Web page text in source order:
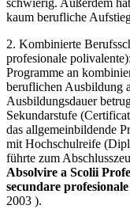
schwierig. Außerdem
kaum berufliche
2. Kombinierte
profesionale polivalente):
Programme an
beruflichen Ausbildung
Ausbildungsdauer
Sekundarstufe
das allgemeinbildende
mit Hochschulreife
führte zum
Absolvire a Scolii
secundare profesionale
2003 ).